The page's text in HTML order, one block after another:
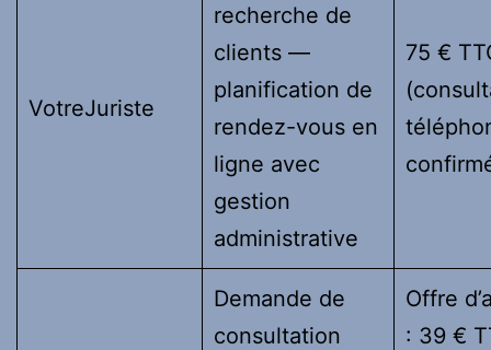
VotreJuriste
recherche de
clients —
planification de
rendez-vous en
ligne avec
gestion
administrative
75 €
Demande de
consultation
Offre
: 39 €